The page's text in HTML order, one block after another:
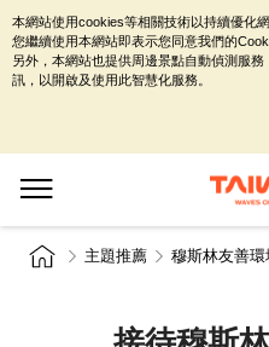
主題推薦 穆斯林友善環
本網站使用cookies等相關技術以持續優化
您繼續使用本網站即表示您同意我們的
另外，本網站也提供周邊景點自動偵測服
訊，以開啟及使用此智慧化服務。